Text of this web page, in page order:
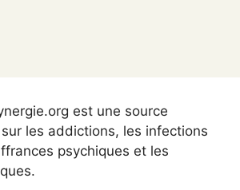
est une source
les addictions, les infections
psychiques et les